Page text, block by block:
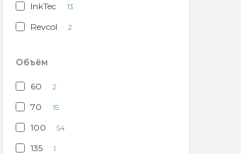
InkTec 13
Revcol 2
Объём
60 2
70 15
100 54
135 1